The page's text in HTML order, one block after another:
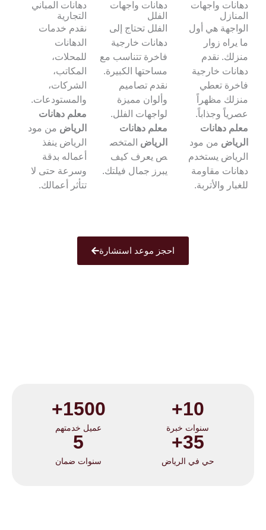
دهانات واجهات
المنازل
الواجهة هي أول
ما يراه زوار
منزلك. نقدم
دهانات خارجية
فاخرة تعطي
منزلك مظهراً
عصرياً وجذاباً.
معلم دهانات
الرياض من مود
الرياض يستخدم
دهانات مقاومة
للغبار والأتربة.
دهانات واجهات
الفلل
الفلل تحتاج إلى
دهانات خارجية
فاخرة تتناسب مع
مساحتها الكبيرة.
نقدم تصاميم
وألوان مميزة
لواجهات الفلل.
معلم دهانات
الرياض المتخص
ص يعرف كيف
يبرز جمال فيلتك.
دهانات المباني
التجارية
نقدم خدمات
الدهانات
للمحلات،
المكاتب،
الشركات،
والمستودعات.
معلم دهانات
الرياض من مود
الرياض ينفذ
أعماله بدقة
وسرعة حتى لا
تتأثر أعمالك.
احجز موعد استشارة
10+
سنوات خبرة
1500+
عميل خدمتهم
35+
حي في الرياض
5
سنوات ضمان